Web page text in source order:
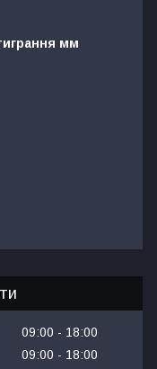
мм
09:00
18:00
09:00
18:00